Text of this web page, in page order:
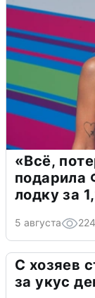
«Всё,
подарила
лодку за
5 августа 224
С хозяев
за укус